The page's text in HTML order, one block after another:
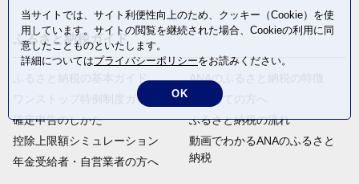
ふるさと納税ガイド
ふるさと納税の基本ガイド
ワンストップ特例制度ガイド
確定申告のしかた
控除上限額シミュレーション
年金受給者・自営業者の方へ
ANAのふるさと納税の特徴
はじめての方へ
ふるさと納税の流れ
動画でわかるANAのふるさと
納税
当サイトでは、サイト利便性向上のため、クッキー（Cookie）を使
用しています。サイトの閲覧を継続された場合、Cookieの利用に同
意したことものといたします。
詳細についてはプライバシーポリシーをお読みください。
OK